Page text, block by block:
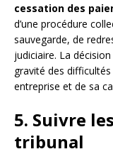
cessation des
d’une procédure
sauvegarde, de
judiciaire. La
gravité des
entreprise et de sa
5. Suivre
tribunal